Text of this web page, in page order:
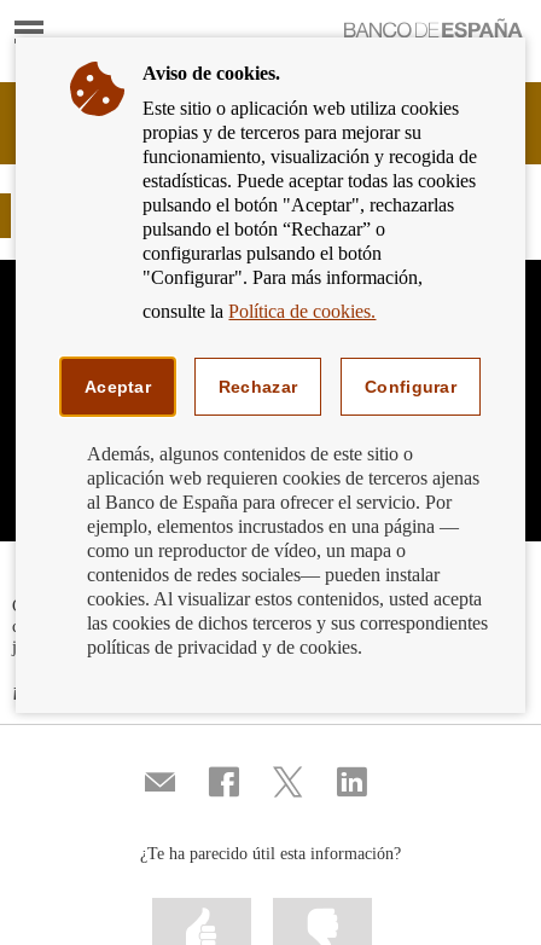
Mostrar
Ir
página
de
inicio
del
Banco
de
España
Cliente
Bancario
Banco
España
Eurosistema,
Jeroglíficos Financieros I
Comenzamos esta sección para poner a prueba tu ingenio y tus
conocimientos financieros. La semana que viene te plantearemos un nuevo
jeroglífico financiero y te descubriremos la solución de éste.
¡A ver si lo adivinas!
Compartir
por
Compartir
en
Compartir
en
Compartir
en
¿Te ha parecido útil esta información?
Marcar
Aviso de cookies.
Este sitio o aplicación web utiliza cookies
propias y de terceros para mejorar su
funcionamiento, visualización y recogida de
estadísticas. Puede aceptar todas las cookies
pulsando el botón "Aceptar", rechazarlas
pulsando el botón “Rechazar” o
configurarlas pulsando el botón
"Configurar". Para más información,
consulte laPolítica de cookies.
Aceptar Rechazar Configurar
Además, algunos contenidos de este sitio o
aplicación web requieren cookies de terceros ajenas
al Banco de España para ofrecer el servicio. Por
ejemplo, elementos incrustados en una página —
como un reproductor de vídeo, un mapa o
contenidos de redes sociales— pueden instalar
cookies. Al visualizar estos contenidos, usted acepta
las cookies de dichos terceros y sus correspondientes
políticas de privacidad y de cookies.